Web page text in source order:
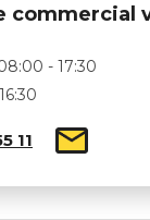
commercial
- 17:30
11